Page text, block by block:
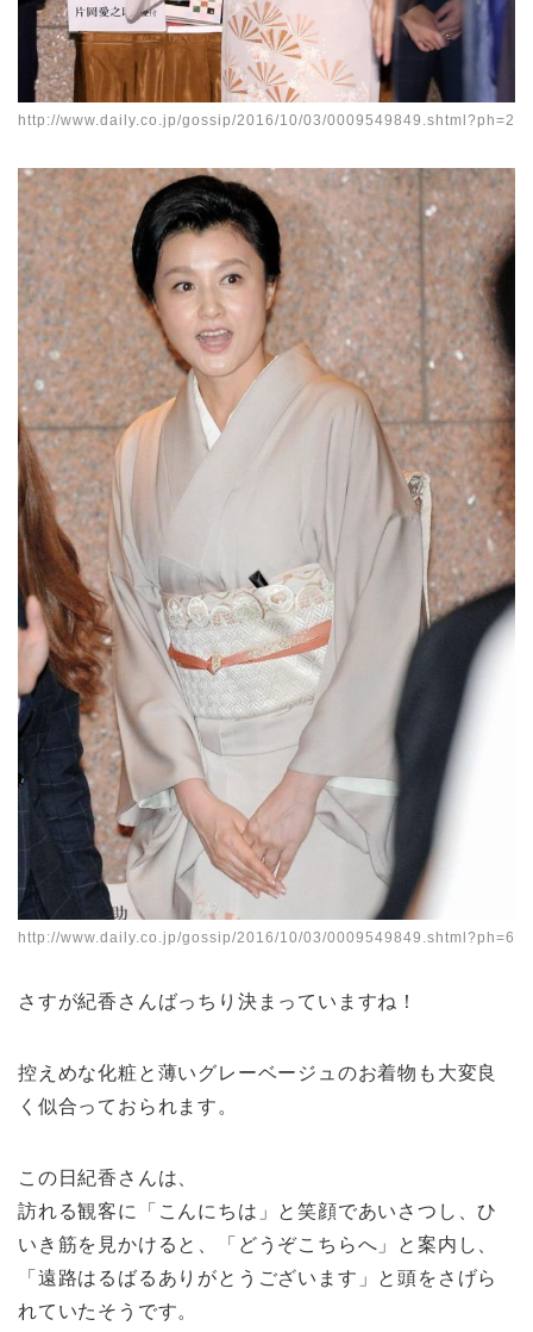
http://www.daily.co.jp/gossip/2016/10/03/0009549849.shtml?ph=2
http://www.daily.co.jp/gossip/2016/10/03/0009549849.shtml?ph=6
さすが紀香さんばっちり決まっていますね！
控えめな化粧と薄いグレーベージュのお着物も大変良
く似合っておられます。
この日紀香さんは、
訪れる観客に「こんにちは」と笑顔であいさつし、ひ
いき筋を見かけると、「どうぞこちらへ」と案内し、
「遠路はるばるありがとうございます」と頭をさげら
れていたそうです。